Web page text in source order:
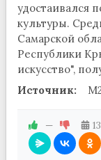
удостаивался
культуры.
Самарской
Республики
искусство",
Источник:
—